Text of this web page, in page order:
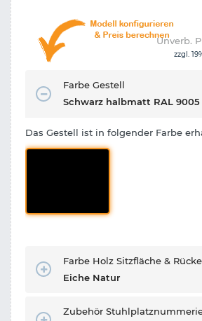
Unverb.
zzgl.
Farbe Gestell
Schwarz halbmatt RAL 9005
Das Gestell ist in folgender Farbe
Farbe Holz Sitzfläche &
Eiche Natur
Zubehör